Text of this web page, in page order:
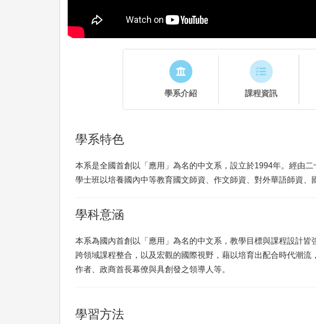
學系介紹 課程資訊
學系特色
本系是全國首創以「應用」為名的中文系，設立於1994年。經由
學士班以培養國內中等教育國文師資、作文師資、對外華語師資
學科意涵
本系為國內首創以「應用」為名的中文系，教學目標與課程設計
跨領域課程整合，以及宏觀的國際視野，藉以培育出配合時代潮
作者、政商首長幕僚與具創發之領導人等。
學習方法